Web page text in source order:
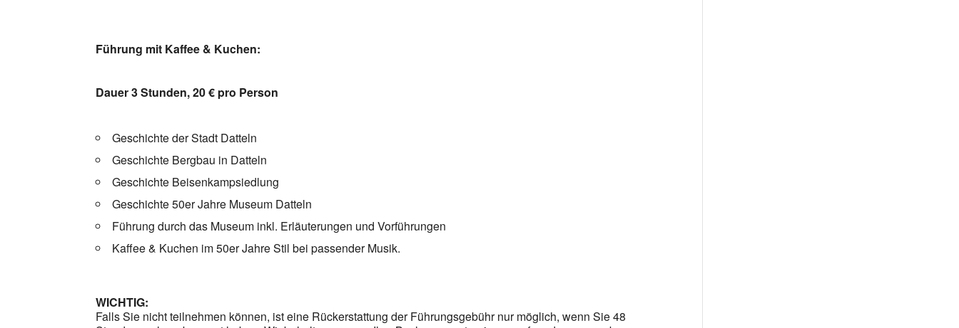
Führung mit Kaffee & Kuchen:
Dauer 3 Stunden, 20 € pro Person
Geschichte der Stadt Datteln
Geschichte Bergbau in Datteln
Geschichte Beisenkampsiedlung
Geschichte 50er Jahre Museum Datteln
Führung durch das Museum inkl. Erläuterungen und Vorführungen
Kaffee & Kuchen im 50er Jahre Stil bei passender Musik.
WICHTIG:
Falls Sie nicht teilnehmen können, ist eine Rückerstattung der Führungsgebühr nur möglich, wenn Sie 48